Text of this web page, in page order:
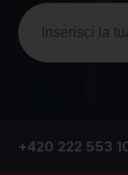
+420 222 553